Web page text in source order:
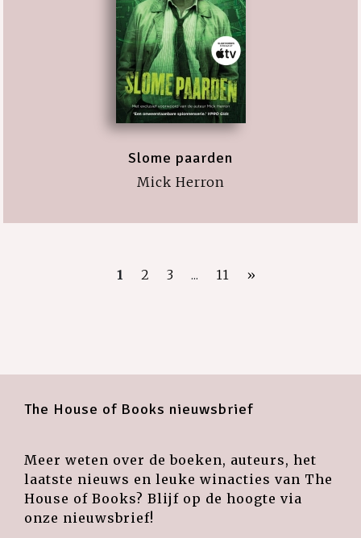
Slome paarden
Mick Herron
1 2 3 ... 11 »
The House of Books nieuwsbrief
Meer weten over de boeken, auteurs, het
laatste nieuws en leuke winacties van The
House of Books? Blijf op de hoogte via
onze nieuwsbrief!